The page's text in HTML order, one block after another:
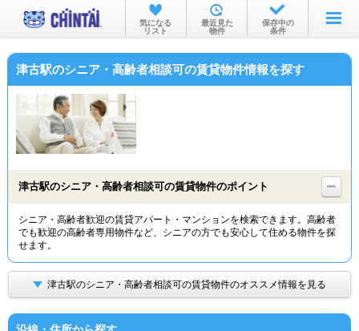
お部屋を探す
沿線・駅から
物件特集から
TOP
気になる
リスト
最近見た
物件
保存中の
条件
津古駅のシニア・高齢者相談可の賃貸物件情報を探す
津古駅のシニア・高齢者相談可の賃貸物件のポイント
シニア・高齢者歓迎の賃貸アパート・マンションを検索できます。高齢者
でも歓迎の高齢者専用物件など、シニアの方でも安心して住める物件を探
せます。
津古駅のシニア・高齢者相談可の賃貸物件のオススメ情報を見る